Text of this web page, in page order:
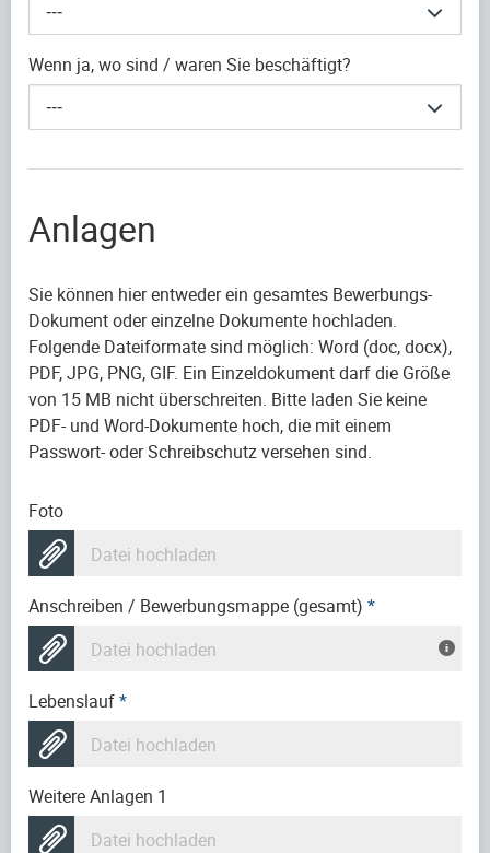
---
Wenn ja, wo sind / waren Sie beschäftigt?
---
Anlagen
Sie können hier entweder ein gesamtes Bewerbungs-
Dokument oder einzelne Dokumente hochladen.
Folgende Dateiformate sind möglich: Word (doc, docx),
PDF, JPG, PNG, GIF. Ein Einzeldokument darf die Größe
von 15 MB nicht überschreiten. Bitte laden Sie keine
PDF- und Word-Dokumente hoch, die mit einem
Passwort- oder Schreibschutz versehen sind.
Foto
Datei hochladen
Anschreiben / Bewerbungsmappe (gesamt) *
Datei hochladen
Lebenslauf*
Datei hochladen
Weitere Anlagen 1
Datei hochladen